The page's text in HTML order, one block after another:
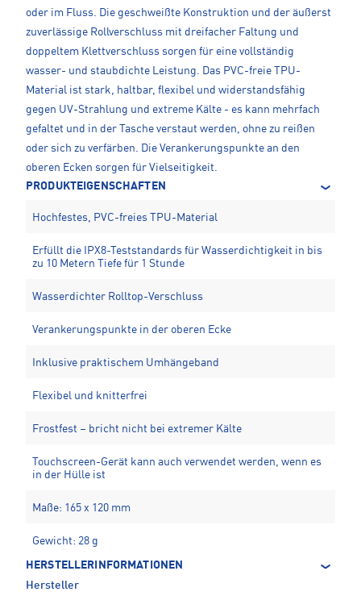
oder im Fluss. Die geschweißte Konstruktion und der äußerst
zuverlässige Rollverschluss mit dreifacher Faltung und
doppeltem Klettverschluss sorgen für eine vollständig
wasser- und staubdichte Leistung. Das PVC-freie TPU-
Material ist stark, haltbar, flexibel und widerstandsfähig
gegen UV-Strahlung und extreme Kälte - es kann mehrfach
gefaltet und in der Tasche verstaut werden, ohne zu reißen
oder sich zu verfärben. Die Verankerungspunkte an den
oberen Ecken sorgen für Vielseitigkeit.
PRODUKTEIGENSCHAFTEN
Hochfestes, PVC-freies TPU-Material
Erfüllt die IPX8-Teststandards für Wasserdichtigkeit in bis
zu 10 Metern Tiefe für 1 Stunde
Wasserdichter Rolltop-Verschluss
Verankerungspunkte in der oberen Ecke
Inklusive praktischem Umhängeband
Flexibel und knitterfrei
Frostfest – bricht nicht bei extremer Kälte
Touchscreen-Gerät kann auch verwendet werden, wenn es
in der Hülle ist
Maße: 165 x 120 mm
Gewicht: 28 g
HERSTELLERINFORMATIONEN
Hersteller